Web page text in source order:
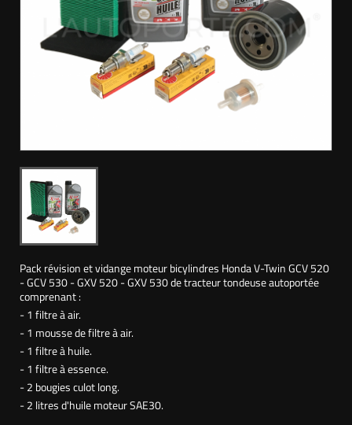
Pack révision et vidange moteur bicylindres Honda V-Twin GCV 520
- GCV 530 - GXV 520 - GXV 530 de tracteur tondeuse autoportée
comprenant :
- 1 filtre à air.
- 1 mousse de filtre à air.
- 1 filtre à huile.
- 1 filtre à essence.
- 2 bougies culot long.
- 2 litres d'huile moteur SAE30.